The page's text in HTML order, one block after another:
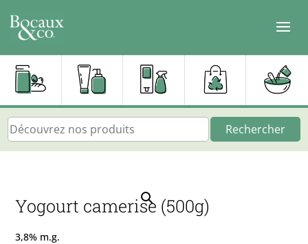
Rechercher
Yogourt camerise (500g)
3,8% m.g.